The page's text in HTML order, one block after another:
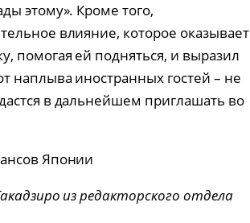
этому». Кроме того,
влияние, которое оказывает
помогая ей подняться, и выразил
наплыва иностранных гостей – не
в дальнейшем приглашать во
Японии
из редакторского отдела